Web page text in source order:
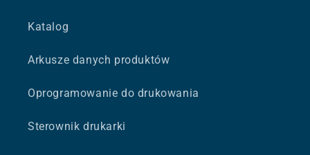
Katalog
Arkusze danych produktów
Oprogramowanie do drukowania
Sterownik drukarki